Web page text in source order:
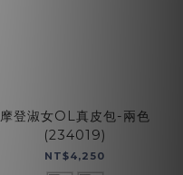
摩登淑女OL真皮包-兩色
(234019)
NT$4,250